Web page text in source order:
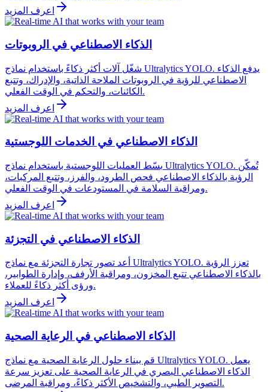
اعرف المزيد
الذكاء الاصطناعي في الروبوتات
شغّل آلات أكثر ذكاءً باستخدام نماذج Ultralytics YOLO. يدفع الذكاء
الاصطناعي للرؤية في الروبوتات الملاحة الذاتية، والإدراك، وتتبع
الكائنات، والتحكم في الوقت الفعلي.
اعرف المزيد
الذكاء الاصطناعي في الخدمات اللوجستية
بسّط العمليات اللوجستية باستخدام نماذج Ultralytics YOLO. تُمكّن
الرؤية بالذكاء الاصطناعي فحص الطرود، والفرز، وتتبع المركبات،
ومراقبة السلامة في المستودعات في الوقت الفعلي.
اعرف المزيد
الذكاء الاصطناعي في التجزئة
أعد تصور تجارة التجزئة مع نماذج Ultralytics YOLO. تعزز الرؤية
بالذكاء الاصطناعي تتبع المخزون، ومراقبة الأرفف، وإدارة الطوابير،
ورؤى أكثر ذكاءً للعملاء.
اعرف المزيد
الذكاء الاصطناعي في الرعاية الصحية
قم ببناء حلول الرعاية الصحية مع نماذج Ultralytics YOLO. يعمل
الذكاء الاصطناعي البصري في الرعاية الصحية على تعزيز سرعة
التصوير الطبي، والتشخيص الأكثر ذكاءً، ومراقبة المرضى.